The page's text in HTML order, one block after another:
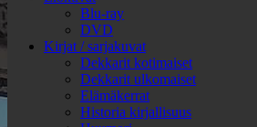
Blu-ray
DVD
Kirjat / sarjakuvat
Dekkarit kotimaiset
Dekkarit ulkomaiset
Elämäkerrat
Historia kirjallisuus